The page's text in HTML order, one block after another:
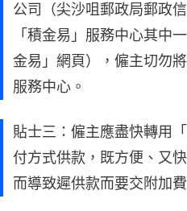
公司（尖沙咀郵政局郵政
「積金易」服務中心其中
金易」網頁），僱主切勿
服務中心。
貼士三：僱主應盡快轉用
付方式供款，既方便、又
而導致遲供款而要交附加